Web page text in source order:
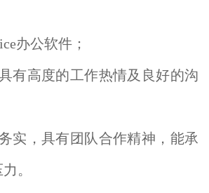
办公软件；
有高度的工作热情及良好的沟
实，具有团队合作精神，能承
。